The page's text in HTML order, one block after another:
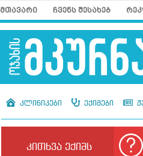
მთავარი ჩვენს შესახებ
კლინიკები ექიმები
კითხვა ექიმს